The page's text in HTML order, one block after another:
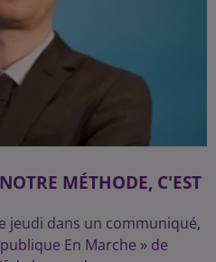
MÉTHODE, C'EST
jeudi dans un communiqué,
En Marche » de